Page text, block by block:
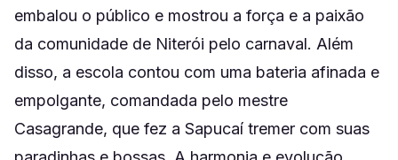
embalou o público e mostrou a força e a paixão
da comunidade de Niterói pelo carnaval. Além
disso, a escola contou com uma bateria afinada e
empolgante, comandada pelo mestre
Casagrande, que fez a Sapucaí tremer com suas